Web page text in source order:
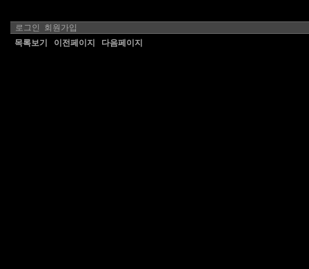
로그인
회원가입
목록보기
이전페이지 다음페이지